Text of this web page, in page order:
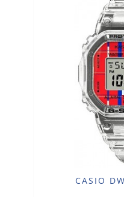
CASIO